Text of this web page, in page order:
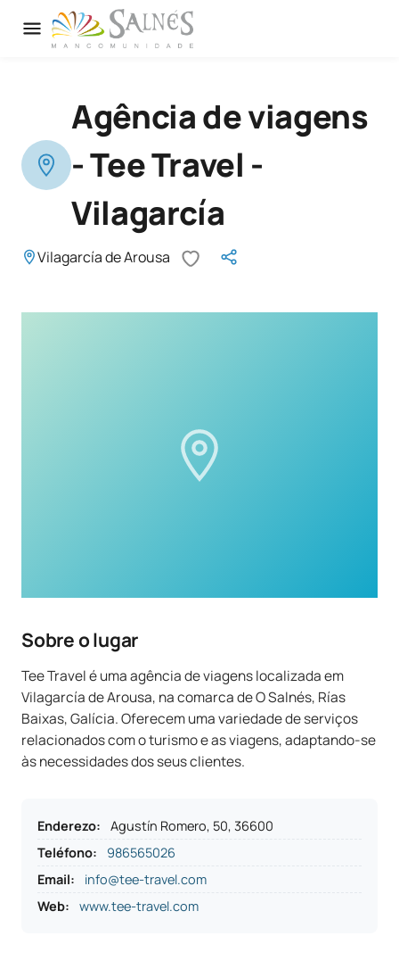
Agência de viagens
- Tee Travel -
Vilagarcía
Vilagarcía de Arousa
Sobre o lugar
Tee Travel é uma agência de viagens localizada em
Vilagarcía de Arousa, na comarca de O Salnés, Rías
Baixas, Galícia. Oferecem uma variedade de serviços
relacionados com o turismo e as viagens, adaptando-se
às necessidades dos seus clientes.
Enderezo:
Agustín Romero, 50, 36600
Teléfono:
986565026
Email:
info@tee-travel.com
Web:
www.tee-travel.com